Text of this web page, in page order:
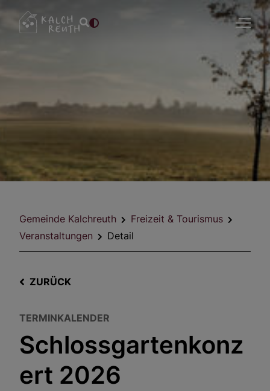
Gemeinde Kalchreuth
Freizeit & Tourismus
Veranstaltungen
Detail
ZURÜCK
TERMINKALENDER
Schlossgartenkonz
ert 2026